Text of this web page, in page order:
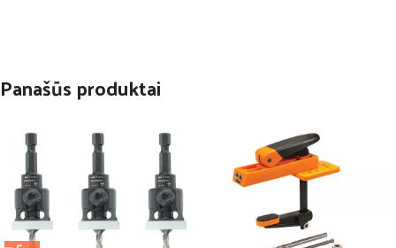
Panašūs produktai